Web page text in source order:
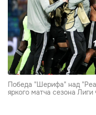
Победа "Шерифа" над
яркого матча сезона